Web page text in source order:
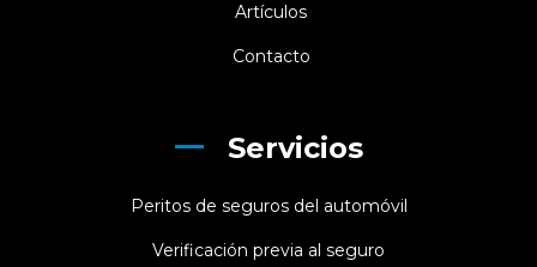
Servicios
Peritos de seguros del automóvil
Verificación previa al seguro
Artículos
Contacto